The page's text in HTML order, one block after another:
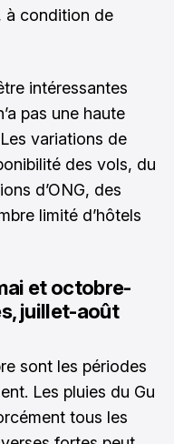
à condition de
intéressantes
pas une haute
variations de
des vols, du
d’ONG, des
limité d’hôtels
et octobre-
juillet-août
sont les périodes
Les pluies du Gu
tous les